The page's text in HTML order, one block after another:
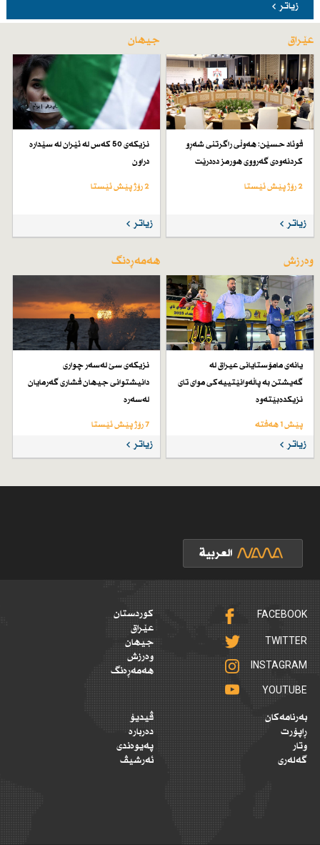
زیاتر
عێراق
فوئاد حسێن: هەوڵی راگرتنی شەڕو
كردنەوەی گەرووی هورمز دەدرێت
2 رۆژ پێش ئێستا
زیاتر
جیهان
نزیكەی 50 كەس لە ئێران لە سێدارە
دراون
2 رۆژ پێش ئێستا
زیاتر
وەرزش
یانەی مامۆستایانی عیراق لە
گەیشتن بە پاڵەوانێتییەكی موای تای
نزیكدەبێتەوە
پێش 1 هەفتە
زیاتر
هەمەڕەنگ
نزیكەی سێ لەسەر چواری
دانیشتوانی جیهان فشاری گەرمایان
لەسەرە
7 رۆژ پێش ئێستا
زیاتر
FACEBOOK
TWITTER
INSTAGRAM
YOUTUBE
کوردستان
عێراق
جیهان
وەرزش
هەمەڕەنگ
بەرنامەکان
ڕاپۆرت
وتار
گەلەری
ڤیدیۆ
دەربارە
پەیوەندی
ئەرشیڤ